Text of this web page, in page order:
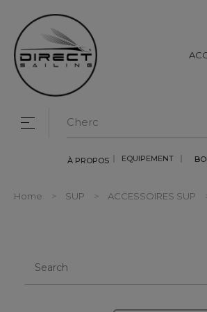
À PROPOS EQUIPEMENT
Toggle navigation
☰
Home SUP ACCESSOIRES SUP